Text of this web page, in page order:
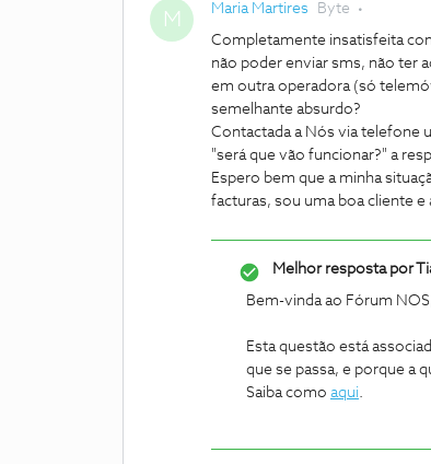
M Maria Martires Byte
Completamente insatisfeita
não poder enviar sms, não ter
em outra operadora (só
semelhante absurdo?
Contactada a Nós via telefone
"será que vão funcionar?" a
Espero bem que a minha
facturas, sou uma boa cliente e
Melhor resposta por
Bem-vinda ao Fórum
Esta questão está
que se passa, e porque a
Saiba como aqui.